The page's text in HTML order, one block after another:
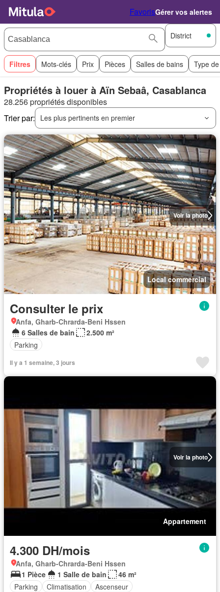
FavorisGérer vos alertes
District
Filtres Mots-clés Prix Pièces Salles de bains Type
Propriétés à louer à Aïn Sebaâ, Casablanca
28.256 propriétés disponibles
Trier par:
Les plus pertinents en premier
Voir la photo
Local commercial
Consulter le prix
Anfa, Gharb-Chrarda-Beni Hssen
6 Salles de bain
2.500 m²
Parking
Il y a 1 semaine, 3 jours
Voir la photo
Appartement
4.300 DH/mois
Anfa, Gharb-Chrarda-Beni Hssen
1 Pièce
1 Salle de bain
46 m²
Parking
Climatisation Ascenseur